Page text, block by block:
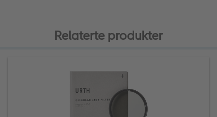
Relaterte produkter